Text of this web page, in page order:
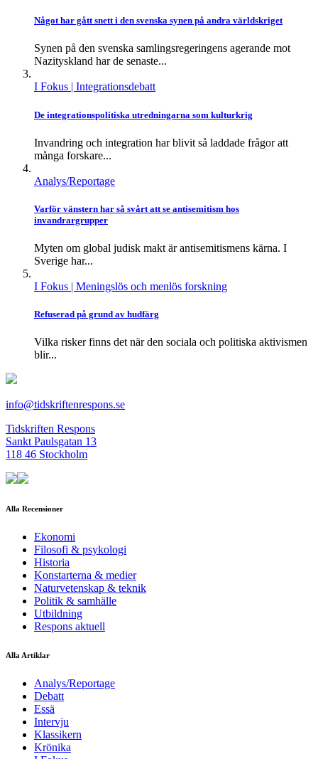
Något har gått snett i den svenska synen på andra världskriget
Synen på den svenska samlingsregeringens agerande mot
Nazityskland har de senaste...
I Fokus | Integrationsdebatt
De integrationspolitiska utredningarna som kulturkrig
Invandring och integration har blivit så laddade frågor att
många forskare...
Analys/Reportage
Varför vänstern har så svårt att se antisemitism hos
invandrargrupper
Myten om global judisk makt är antisemitismens kärna. I
Sverige har...
I Fokus | Meningslös och menlös forskning
Refuserad på grund av hudfärg
Vilka risker finns det när den sociala och politiska aktivismen
blir...
info@tidskriftenrespons.se
Tidskriften Respons
Sankt Paulsgatan 13
118 46 Stockholm
Alla Recensioner
Ekonomi
Filosofi & psykologi
Historia
Konstarterna & medier
Naturvetenskap & teknik
Politik & samhälle
Utbildning
Respons aktuell
Alla Artiklar
Analys/Reportage
Debatt
Essä
Intervju
Klassikern
Krönika